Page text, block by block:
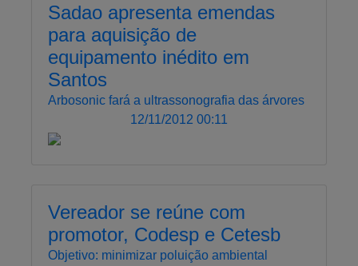
Sadao apresenta emendas
para aquisição de
equipamento inédito em
Santos
Arbosonic fará a ultrassonografia das árvores
12/11/2012 00:11
Vereador se reúne com
promotor, Codesp e Cetesb
Objetivo: minimizar poluição ambiental